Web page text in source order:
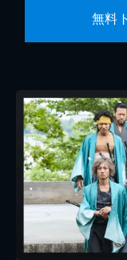
無料